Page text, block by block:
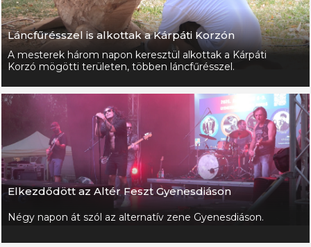
Láncfűrésszel is alkottak a Kárpáti Korzón
A mesterek három napon keresztül alkottak a Kárpáti
Korzó mögötti területen, többen láncfűrésszel.
Elkezdődött az Altér Feszt Gyenesdiáson
Négy napon át szól az alternatív zene Gyenesdiáson.